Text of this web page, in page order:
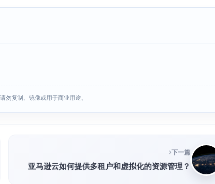
复制、镜像或用于商业用途。
下一篇
亚马逊云如何提供多租户和虚拟化的资源管理？